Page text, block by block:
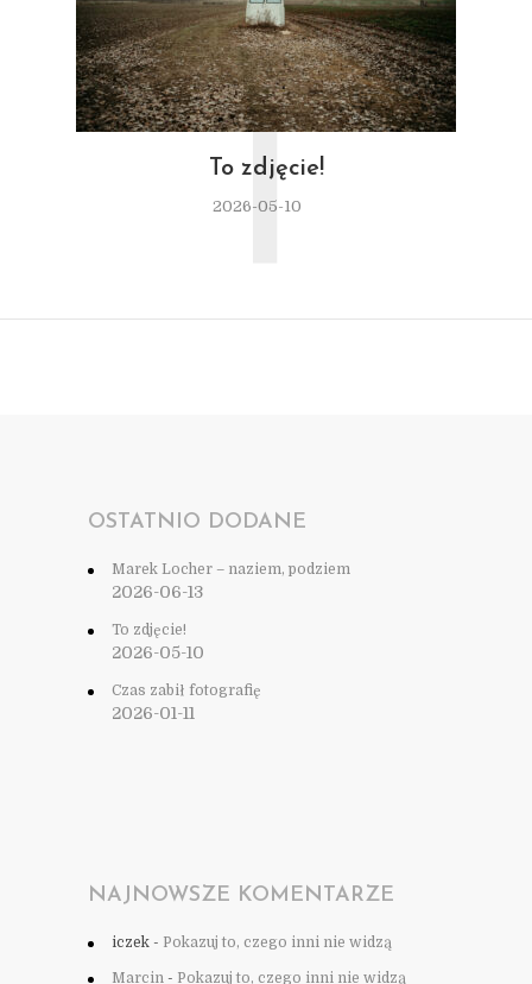
To zdjęcie!
2026-05-10
T
OSTATNIO DODANE
Marek Locher – naziem, podziem
2026-06-13
To zdjęcie!
2026-05-10
Czas zabił fotografię
2026-01-11
NAJNOWSZE KOMENTARZE
iczek - Pokazuj to, czego inni nie widzą
Marcin - Pokazuj to, czego inni nie widzą